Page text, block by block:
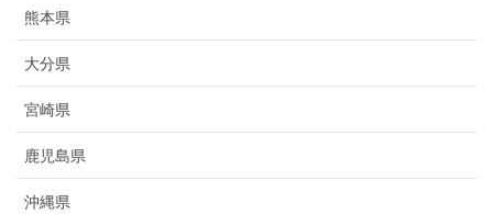
熊本県
大分県
宮崎県
鹿児島県
沖縄県